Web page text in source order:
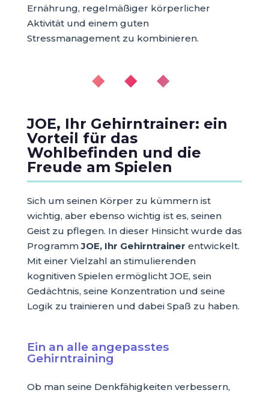
Ernährung, regelmäßiger körperlicher
Aktivität und einem guten
Stressmanagement zu kombinieren.
◆ ◆ ◆
JOE, Ihr Gehirntrainer: ein
Vorteil für das
Wohlbefinden und die
Freude am Spielen
Sich um seinen Körper zu kümmern ist
wichtig, aber ebenso wichtig ist es, seinen
Geist zu pflegen. In dieser Hinsicht wurde das
ProgrammJOE, Ihr Gehirntrainer entwickelt.
Mit einer Vielzahl an stimulierenden
kognitiven Spielen ermöglicht JOE, sein
Gedächtnis, seine Konzentration und seine
Logik zu trainieren und dabei Spaß zu haben.
Ein an alle angepasstes
Gehirntraining
Ob man seine Denkfähigkeiten verbessern,